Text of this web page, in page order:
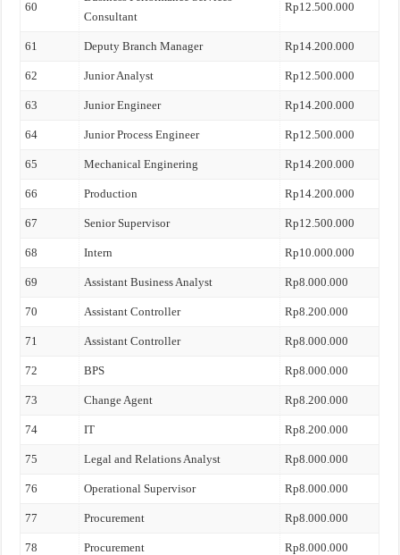
60
Consultant
Rp12.500.000
61 Deputy Branch Manager Rp14.200.000
62 Junior Analyst Rp12.500.000
63 Junior Engineer Rp14.200.000
64 Junior Process Engineer Rp12.500.000
65 Mechanical Enginering Rp14.200.000
66 Production Rp14.200.000
67 Senior Supervisor Rp12.500.000
68 Intern Rp10.000.000
69 Assistant Business Analyst Rp8.000.000
70 Assistant Controller Rp8.200.000
71 Assistant Controller Rp8.000.000
72 BPS Rp8.000.000
73 Change Agent Rp8.200.000
74 IT Rp8.200.000
75 Legal and Relations Analyst Rp8.000.000
76 Operational Supervisor Rp8.000.000
77 Procurement Rp8.000.000
78 Procurement Rp8.000.000